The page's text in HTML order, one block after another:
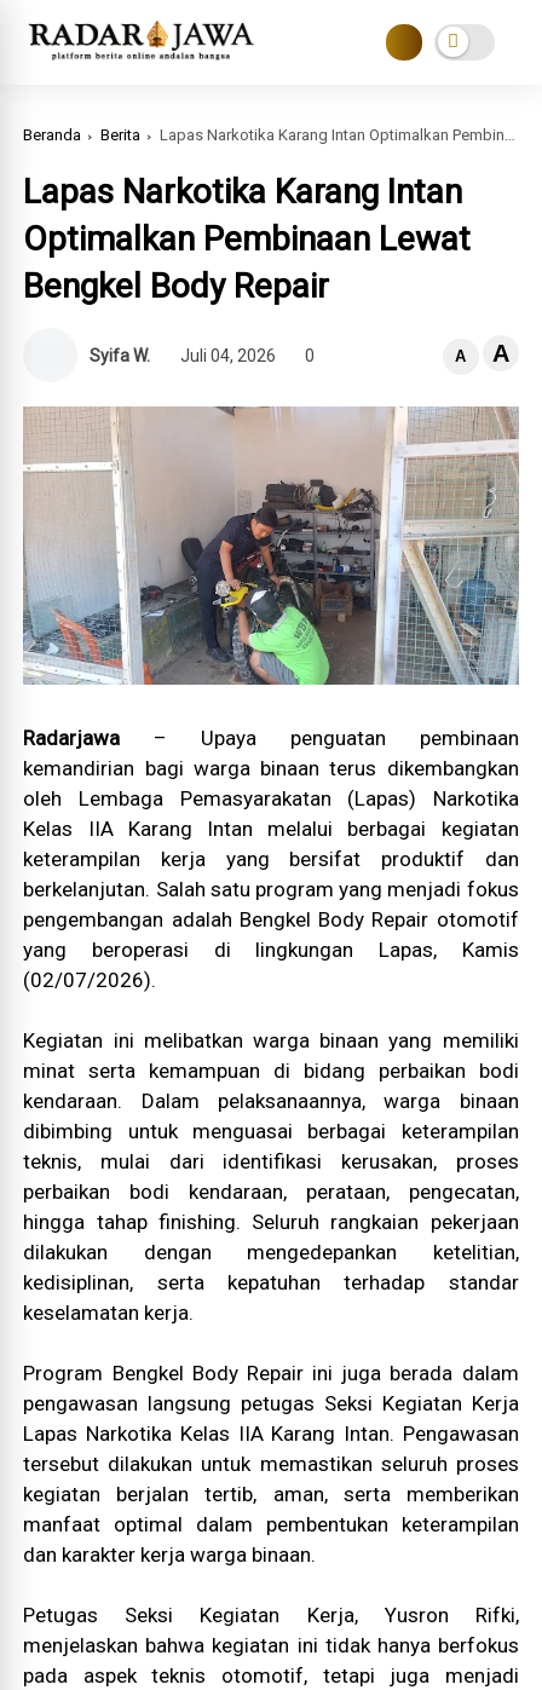
Beranda Berita Lapas Narkotika Karang Intan Optimalkan Pembinaan Lewat Bengkel Body Repair
Lapas Narkotika Karang Intan
Optimalkan Pembinaan Lewat
Bengkel Body Repair
Syifa W. Juli 04, 2026 0 A A
Radarjawa
– Upaya penguatan pembinaan
kemandirian bagi warga binaan terus dikembangkan
oleh Lembaga Pemasyarakatan (Lapas) Narkotika
Kelas IIA Karang Intan melalui berbagai kegiatan
keterampilan kerja yang bersifat produktif dan
berkelanjutan. Salah satu program yang menjadi fokus
pengembangan adalah Bengkel Body Repair otomotif
yang beroperasi di lingkungan Lapas, Kamis
(02/07/2026).
Kegiatan ini melibatkan warga binaan yang memiliki
minat serta kemampuan di bidang perbaikan bodi
kendaraan. Dalam pelaksanaannya, warga binaan
dibimbing untuk menguasai berbagai keterampilan
teknis, mulai dari identifikasi kerusakan, proses
perbaikan bodi kendaraan, perataan, pengecatan,
hingga tahap finishing. Seluruh rangkaian pekerjaan
dilakukan dengan mengedepankan ketelitian,
kedisiplinan, serta kepatuhan terhadap standar
keselamatan kerja.
Program Bengkel Body Repair ini juga berada dalam
pengawasan langsung petugas Seksi Kegiatan Kerja
Lapas Narkotika Kelas IIA Karang Intan. Pengawasan
tersebut dilakukan untuk memastikan seluruh proses
kegiatan berjalan tertib, aman, serta memberikan
manfaat optimal dalam pembentukan keterampilan
dan karakter kerja warga binaan.
Petugas Seksi Kegiatan Kerja, Yusron Rifki,
menjelaskan bahwa kegiatan ini tidak hanya berfokus
pada aspek teknis otomotif, tetapi juga menjadi